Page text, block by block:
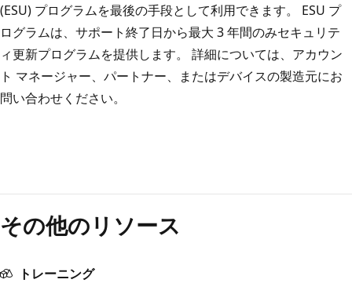
(ESU) プログラムを最後の手段として利用できます。 ESU プ
ログラムは、サポート終了日から最大 3 年間のみセキュリテ
ィ更新プログラムを提供します。 詳細については、アカウン
ト マネージャー、パートナー、またはデバイスの製造元にお
問い合わせください。
取
モ
その他のリソース
トレーニング